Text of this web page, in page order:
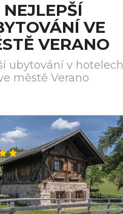
NEJLEPŠÍ
VE
VERANO
ubytování v hotelech
městě Verano